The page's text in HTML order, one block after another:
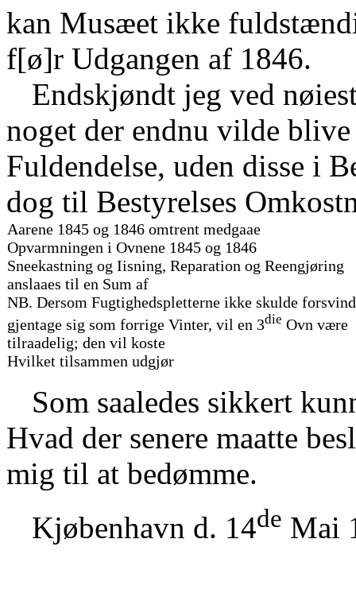
kan Musæet ikke
f[ø]r Udgangen af 1846.
Endskjøndt jeg ved
noget der endnu vilde
Fuldendelse, uden disse i
dog til Bestyrelses
Aarene 1845 og 1846 omtrent medgaae
Opvarmningen i Ovnene 1845 og 1846
Sneekastning og Iisning, Reparation og Reengjøring
anslaaes til en Sum af
NB. Dersom Fugtighedspletterne ikke skulde
gjentage sig som forrige Vinter, vil en 3die Ovn være
tilraadelig; den vil koste
Hvilket tilsammen udgjør
Som saaledes sikkert
Hvad der senere maatte
mig til at bedømme.
Kjøbenhavn d. 14de Mai